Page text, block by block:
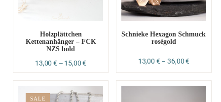
Holzplättchen
Kettenanhänger – FCK
NZS bold
13,00€– 15,00€
Schnieke Hexagon Schmuck
roségold
13,00 €–36,00€
SALE